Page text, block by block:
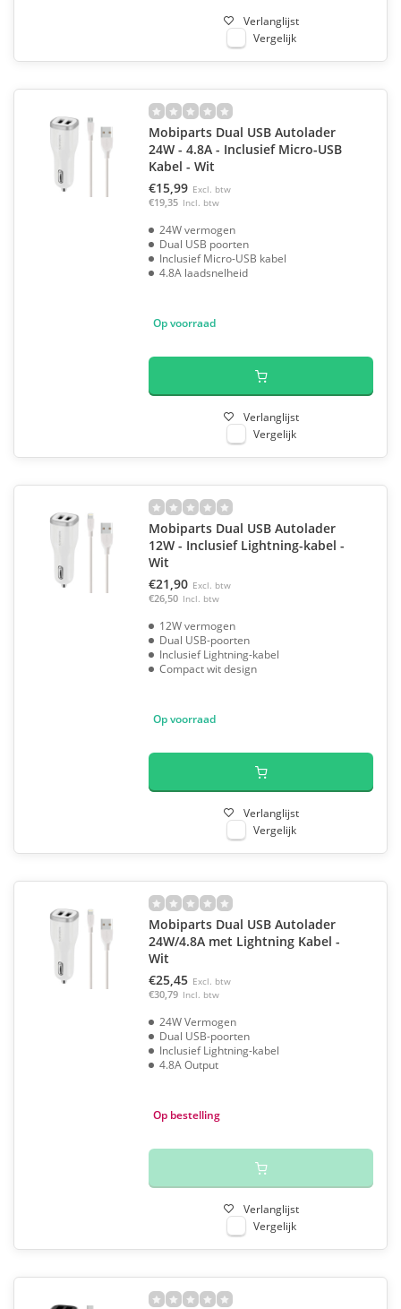
Verlanglijst
Vergelijk
Mobiparts Dual USB Autolader
24W - 4.8A - Inclusief Micro-USB
Kabel - Wit
€15,99 Excl. btw
€19,35 Incl. btw
24W vermogen
Dual USB poorten
Inclusief Micro-USB kabel
4.8A laadsnelheid
Op voorraad
Verlanglijst
Vergelijk
Mobiparts Dual USB Autolader
12W - Inclusief Lightning-kabel -
Wit
€21,90 Excl. btw
€26,50 Incl. btw
12W vermogen
Dual USB-poorten
Inclusief Lightning-kabel
Compact wit design
Op voorraad
Verlanglijst
Vergelijk
Mobiparts Dual USB Autolader
24W/4.8A met Lightning Kabel -
Wit
€25,45 Excl. btw
€30,79 Incl. btw
24W Vermogen
Dual USB-poorten
Inclusief Lightning-kabel
4.8A Output
Op bestelling
Verlanglijst
Vergelijk